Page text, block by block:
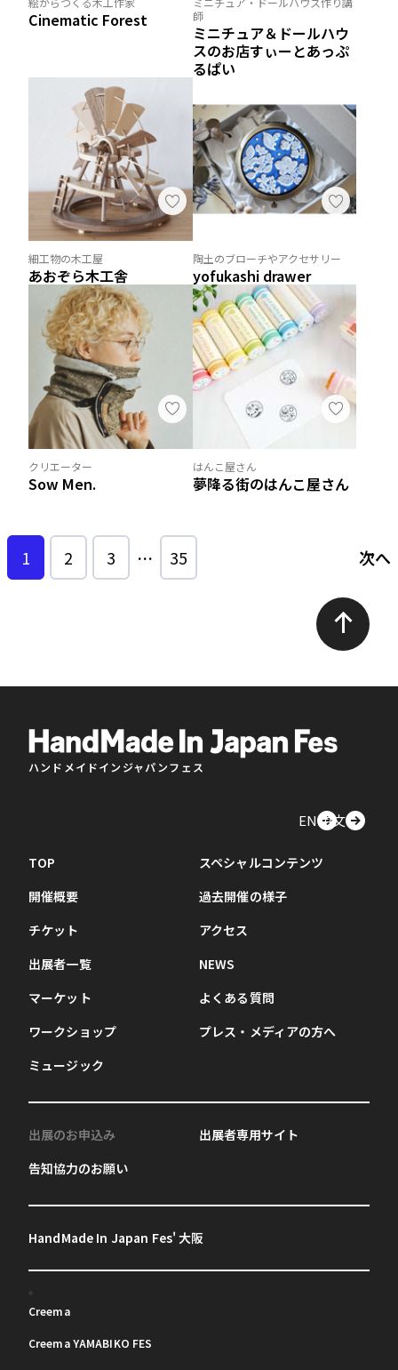
Cinematic Forest
師
ミニチュア＆ドールハウ
スのお店すぃーとあっぷ
るぱい
細工物の木工屋
あおぞら木工舎
陶土のブローチやアクセサリー
yofukashi drawer
クリエーター
Sow Men.
はんこ屋さん
夢降る街のはんこ屋さん
1 2 3 … 35 次へ
ハンドメイドインジャパンフェス
EN中文
TOP
開催概要
チケット
出展者一覧
マーケット
ワークショップ
ミュージック
スペシャルコンテンツ
過去開催の様子
アクセス
NEWS
よくある質問
プレス・メディアの方へ
出展のお申込み
告知協力のお願い
出展者専用サイト
HandMade In Japan Fes' 大阪
Creema
Creema YAMABIKO FES